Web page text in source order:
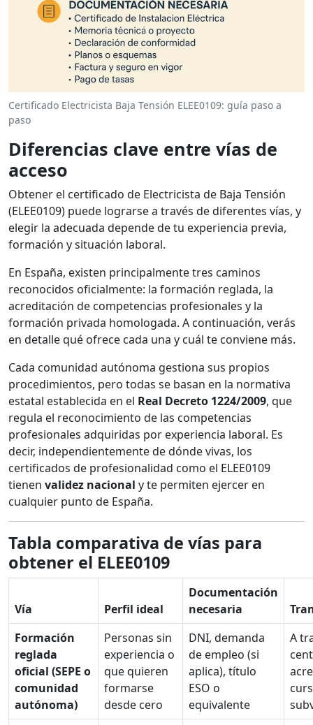
Certificado Electricista Baja Tensión ELEE0109: guía paso a
paso
Diferencias clave entre vías de
acceso
Obtener el certificado de Electricista de Baja Tensión
(ELEE0109) puede lograrse a través de diferentes vías, y
elegir la adecuada depende de tu experiencia previa,
formación y situación laboral.
En España, existen principalmente tres caminos
reconocidos oficialmente: la formación reglada, la
acreditación de competencias profesionales y la
formación privada homologada. A continuación, verás
en detalle qué ofrece cada una y cuál te conviene más.
Cada comunidad autónoma gestiona sus propios
procedimientos, pero todas se basan en la normativa
estatal establecida en el Real Decreto 1224/2009, que
regula el reconocimiento de las competencias
profesionales adquiridas por experiencia laboral. Es
decir, independientemente de dónde vivas, los
certificados de profesionalidad como el ELEE0109
tienen validez nacional y te permiten ejercer en
cualquier punto de España.
Tabla comparativa de vías para
obtener el ELEE0109
Vía Perfil ideal
Documentación
necesaria
Formación
reglada
oficial (SEPE o
comunidad
autónoma)
Personas sin
experiencia o
que quieren
formarse
desde cero
DNI, demanda
de empleo (si
aplica), título
ESO o
equivalente
A